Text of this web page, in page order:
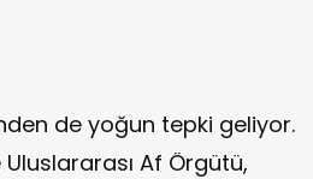
de yoğun tepki geliyor.
Af Örgütü,